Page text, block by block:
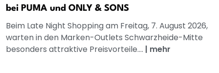
bei PUMA und ONLY & SONS
Beim Late Night Shopping am Freitag, 7. August 2026,
warten in den Marken-Outlets Schwarzheide-Mitte
besonders attraktive Preisvorteile.... | mehr